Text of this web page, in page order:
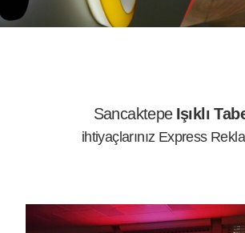
SancaktepeIşıksı
ihtiyaçlarınız Express